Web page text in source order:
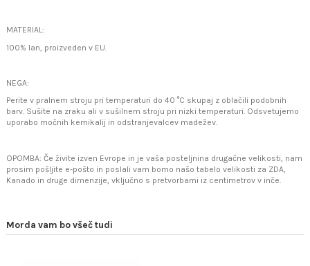
MATERIAL:
100% lan, proizveden v EU.
NEGA:
Perite v pralnem stroju pri temperaturi do 40 °C skupaj z oblačili podobnih
barv. Sušite na zraku ali v sušilnem stroju pri nizki temperaturi. Odsvetujemo
uporabo močnih kemikalij in odstranjevalcev madežev.
OPOMBA: Če živite izven Evrope in je vaša posteljnina drugačne velikosti, nam
prosim pošljite e-pošto in poslali vam bomo našo tabelo velikosti za ZDA,
Kanado in druge dimenzije, vključno s pretvorbami iz centimetrov v inče.
Morda vam bo všeč tudi